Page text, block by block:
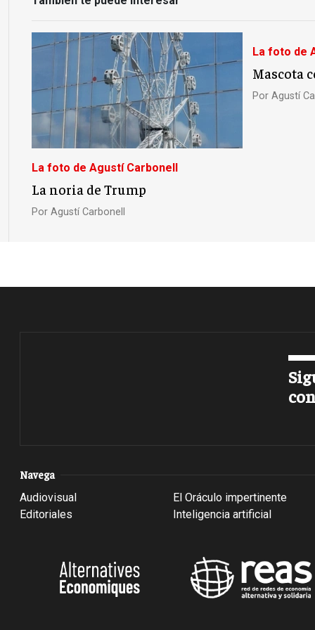
La foto de Agustí Carbonell
La noria de Trump
Por Agustí Carbonell
La foto de
Mascota
Por Agustí
Navega
Audiovisual
Editoriales
El Oráculo impertinente
Inteligencia artificial